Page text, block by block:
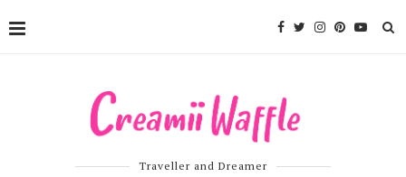
Traveller and Dreamer